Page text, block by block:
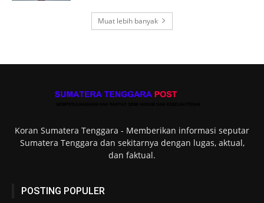
Muat lebih banyak
Koran Sumatera Tenggara - Memberikan informasi seputar
Sumatera Tenggara dan sekitarnya dengan lugas, aktual,
dan faktual.
POSTING POPULER